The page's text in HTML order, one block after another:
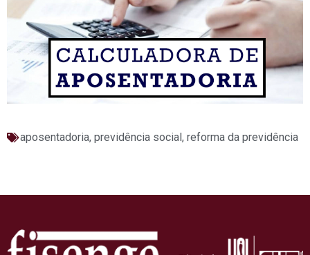
aposentadoria, previdência social, reforma da previdência